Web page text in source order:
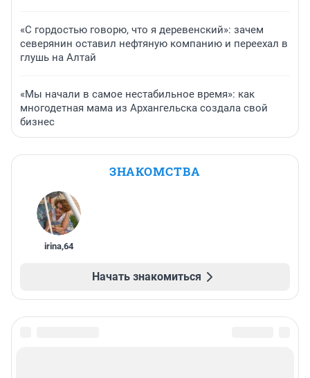
«С гордостью говорю, что я деревенский»: зачем
северянин оставил нефтяную компанию и переехал в
глушь на Алтай
«Мы начали в самое нестабильное время»: как
многодетная мама из Архангельска создала свой
бизнес
ЗНАКОМСТВА
irina,64
Начать знакомиться